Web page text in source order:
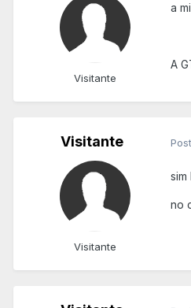
Visitante
a
A
Visitante
Visitante
sim
no